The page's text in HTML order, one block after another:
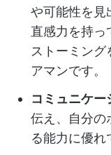
や可能性を見
直感力を持っ
ストーミン
アマンです。
コミュニケー
伝え、自分の
る能力に優れ